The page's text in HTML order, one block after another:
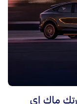
ماك إي